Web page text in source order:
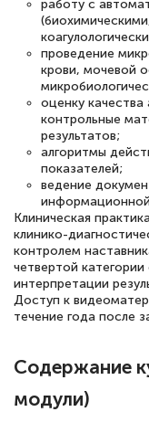
по тяжелой
подчеркуть,
оперативно
двух…
Знаток
10
Оставила
Обучение
количество
работу с
проведение
крови, мочевой
оценку качества
контрольные
результатов;
алгоритмы
показателей;
ведение
Клиническая
клинико-
контролем
четвертой
интерпретации
Доступ к
течение года после
Содержание
модули)